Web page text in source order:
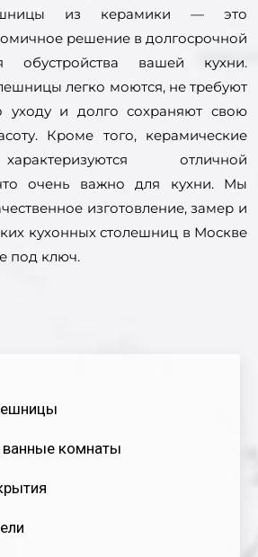
из керамики — это
решение в долгосрочной
обустройства вашей кухни.
легко моются, не требуют
уходу и долго сохраняют свою
Кроме того, керамические
отличной
очень важно для кухни. Мы
изготовление, замер и
кухонных столешниц в Москве
под ключ.
комнаты